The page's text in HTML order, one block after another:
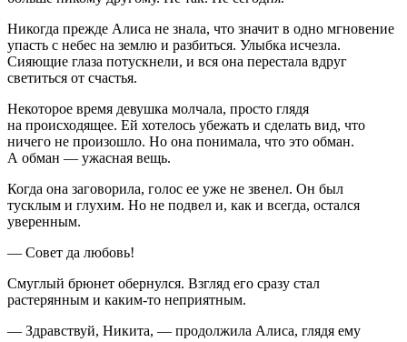
Никогда прежде Алиса не знала, что значит в одно мгновение
упасть с небес на землю и разбиться. Улыбка исчезла.
Сияющие глаза потускнели, и вся она перестала вдруг
светиться от счастья.
Некоторое время девушка молчала, просто глядя
на происходящее. Ей хотелось убежать и сделать вид, что
ничего не произошло. Но она понимала, что это обман.
А обман — ужасная вещь.
Когда она заговорила, голос ее уже не звенел. Он был
тусклым и глухим. Но не подвел и, как и всегда, остался
уверенным.
— Совет да любовь!
Смуглый брюнет обернулся. Взгляд его сразу стал
растерянным и каким-то неприятным.
— Здравствуй, Никита, — продолжила Алиса, глядя ему